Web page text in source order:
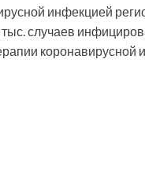
инфекцией
случаев
коронавирусной